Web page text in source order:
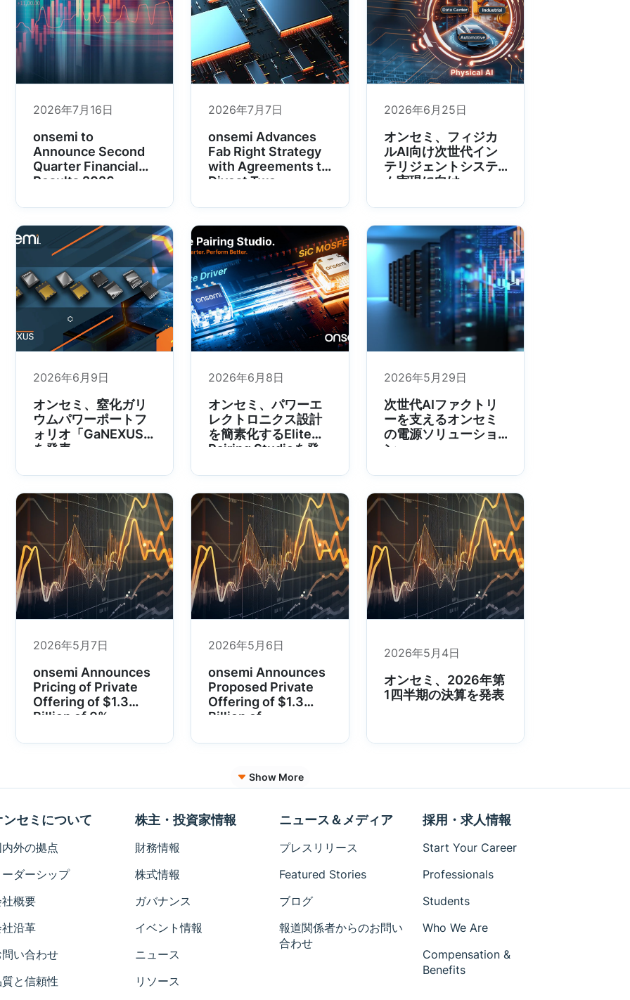
2026年7月16日
onsemi to
Announce Second
Quarter Financial
Results 2026
2026年7月7日
onsemi Advances
Fab Right Strategy
with Agreements to
Divest Two
Facilities
2026年6月25日
オンセミ、フィジカ
ルAI向け次世代イン
テリジェントシステ
ム実現に向け
2026年6月9日
オンセミ、窒化ガリ
ウムパワーポートフ
ォリオ「GaNEXUS」
を発表
2026年6月8日
オンセミ、パワーエ
レクトロニクス設計
を簡素化するElite
Pairing Studioを発
2026年5月29日
次世代AIファクトリ
ーを支えるオンセミ
の電源ソリューショ
ン
2026年5月7日
onsemi Announces
Pricing of Private
Offering of $1.3
Billion of 0%
Notes
2026年5月6日
onsemi Announces
Proposed Private
Offering of $1.3
Billion of
Notes
2026年5月4日
オンセミ、2026年第
1四半期の決算を発表
Show More
ンセミについて
内外の拠点
ーダーシップ
概要
沿革
問い合わせ
と信頼性
株主・投資家情報
財務情報
株式情報
ガバナンス
イベント情報
ニュース
リソース
ニュース＆メディア
プレスリリース
Featured Stories
ブログ
報道関係者からのお問い
合わせ
採用・求人情報
Start Your Career
Professionals
Students
Who We Are
Compensation &
Benefits